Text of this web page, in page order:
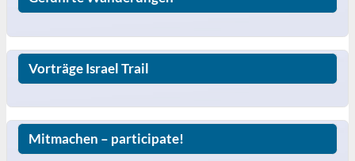
Vorträge Israel Trail
Mitmachen – participate!